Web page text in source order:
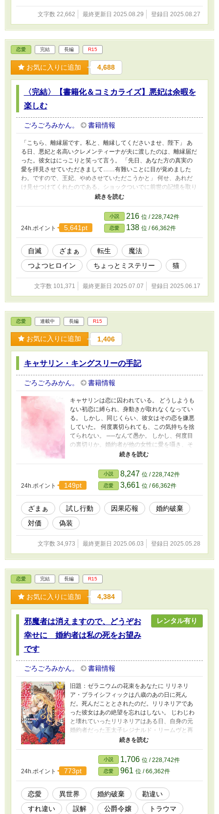
文字数 22,662 最終更新日 2025.08.29 登録日 2025.08.27
恋愛 完結 長編 R15
お気に入りに追加 4,688
〈完結〉【書籍化＆コミカライズ】悪妃は余暇を
楽しむ
ごろごろみかん。 書籍情報
「こちら、離縁届です。私と、離縁してくださいませ、陛下」 あ
る日、悪妃と名高いクレメンティーナが夫に渡したのは、離縁届だ
った。彼女はにっこりと笑って言う。 「先日、あなた方の真実の
愛を拝見させていただきまして……有難いことに目が覚めました
わ。ですので、王妃、やめさせていただこうかと」 何せ、あれだ
け見せつけてくれたのである。ショックついでに前世の記憶を取り
戻して、千年の恋も瞬間冷凍された。 都合のいい女は本日で卒
整理を終えると早々に城を出て行ってしまった。
24h.ポイント 5,641pt
小説 216 位 / 228,742件
恋愛 138 位 / 66,362件
自滅 ざまぁ 転生
魔法
つよつヒロイン
ちょっとミステリー 猫
文字数 101,371 最終更新日 2025.07.07 登録日 2025.06.17
恋愛 連載中 長編 R15
お気に入りに追加 1,406
キャサリン・キングスリーの手記
ごろごろみかん。 書籍情報
キャサリンは恋に囚われている。 どうしようも
ない初恋に縛られ、身動きが取れなくなってい
る。 しかし、同じくらい、彼女はその恋を嫌悪
していた。 何度裏切られても、この気持ちを捨
てられない。 ──なんて愚か。 しかし、何度目
の裏切りか。婚約者が他の女性に愛を囁き、そ
の女性がキャサリンに「彼を解放してあげた
ら？」と言われた時、ようやく彼女は決断す
る。 この想いと決別することを。 そして想いを
捨てた彼女は、首を傾げた。 「……どうして
私、今まであんなひとに夢中になっていたのか
しら？」
24h.ポイント 149pt
小説 8,247 位 / 228,742件
恋愛 3,661 位 / 66,362件
ざまぁ 試し行動 因果応報
婚約破棄
対価
偽装
文字数 34,973 最終更新日 2025.06.03 登録日 2025.05.28
恋愛 完結 長編 R15
お気に入りに追加 4,384
邪魔者は消えますので、どうぞお
幸せに 婚約者は私の死をお望み
です
レンタル有り
ごろごろみかん。 書籍情報
旧題：ゼラニウムの花束をあなたに リリネリ
ア・ブライシフィックは八歳のあの日に死ん
だ。死んだこととされたのだ。リリネリアであ
った彼女はあの絶望を忘れはしない。 じわじわ
と壊れていったリリネリアはある日、自身の元
婚約者だった王太子レジナルド・リームヴと再
会した。 レジナルドは少し前に隣国の王女を娶
係の無い話だ。何もかもがどうでもいい。リリ
ネリアは何も期待していない。誰にも、何に
も。 二人は知らない。 国王夫妻と公爵夫妻が、
良かれと思ってしたことがリリネリアを追い詰
めたことに。レジナルドを絶望させたことを、
彼らは知らない。 彼らが偶然再会したのは運命
のいたずらなのか、ただ単純に偶然なのか。だ
24h.ポイント 773pt
小説 1,706 位 / 228,742件
恋愛 961 位 / 66,362件
恋愛 異世界 婚約破棄
勘違い
すれ違い
誤解 公爵令嬢
トラウマ